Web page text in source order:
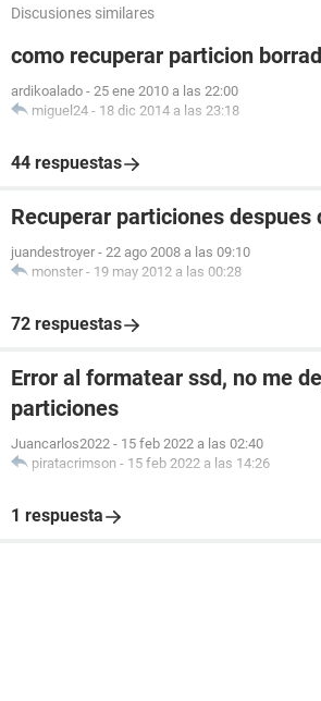
Discusiones similares
como recuperar particion
ardikoalado - 25 ene 2010 a las 22:00
miguel24 - 18 dic 2014 a las 23:18
44 respuestas
Recuperar particiones despues
juandestroyer - 22 ago 2008 a las 09:10
monster - 19 may 2012 a las 00:28
72 respuestas
Error al formatear ssd, no me
particiones
Juancarlos2022 - 15 feb 2022 a las 02:40
piratacrimson - 15 feb 2022 a las 14:26
1 respuesta